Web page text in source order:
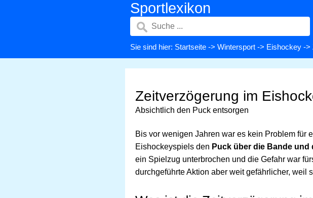
Sportlexikon
Sie sind hier: Startseite -> Wintersport -> Eishockey ->
Zeitverzögerung im
Absichtlich den Puck entsorgen
Bis vor wenigen Jahren war es kein Problem für
Eishockeyspiels den Puck über die Bande
ein Spielzug unterbrochen und die Gefahr war
durchgeführte Aktion aber weit gefährlicher, weil